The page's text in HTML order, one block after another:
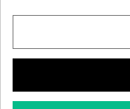
Mano paskyra